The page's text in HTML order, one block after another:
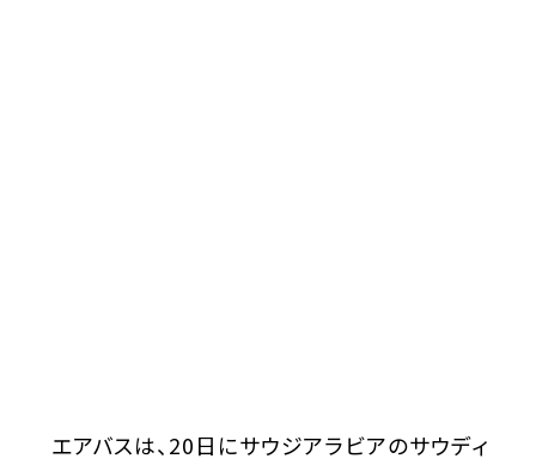
エアバスは、20日にサウジアラビアのサウディ